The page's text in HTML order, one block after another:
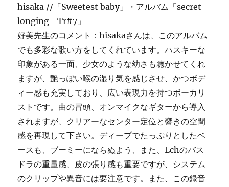
hisaka //「Sweetest baby」・アルバム「secret
longing Tr#7」
好美先生のコメント：hisakaさんは、このアルバム
でも多彩な歌い方をしてくれています。ハスキーな
印象がある一面、少女のような幼さも聴かせてくれ
ますが、艶っぽい喉の湿り気を感じさせ、かつボデ
ィー感も充実しており、広い表現力を持つボーカリ
ストです。曲の冒頭、オンマイクなギターから導入
されますが、クリアーなセンター定位と響きの空間
感を再現して下さい。ディープでたっぷりとしたベ
ースも、ブーミーにならぬよう、また、Lchのバス
ドラの重量感、皮の張り感も重要ですが、システム
のクリップや異音には要注意です。また、この録音